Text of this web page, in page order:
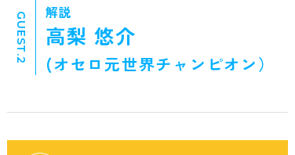
GUEST.2 解説
高梨 悠介
(オセロ元世界チャンピオン）